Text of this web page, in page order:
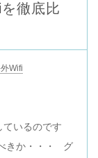
徹底比
Wifi
いるのです
きか・・・ グ